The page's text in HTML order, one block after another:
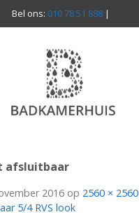
Bel ons: 010 78 51 888 |
afsluitbaar
2016 op 2560 × 2560
5/4 RVS look